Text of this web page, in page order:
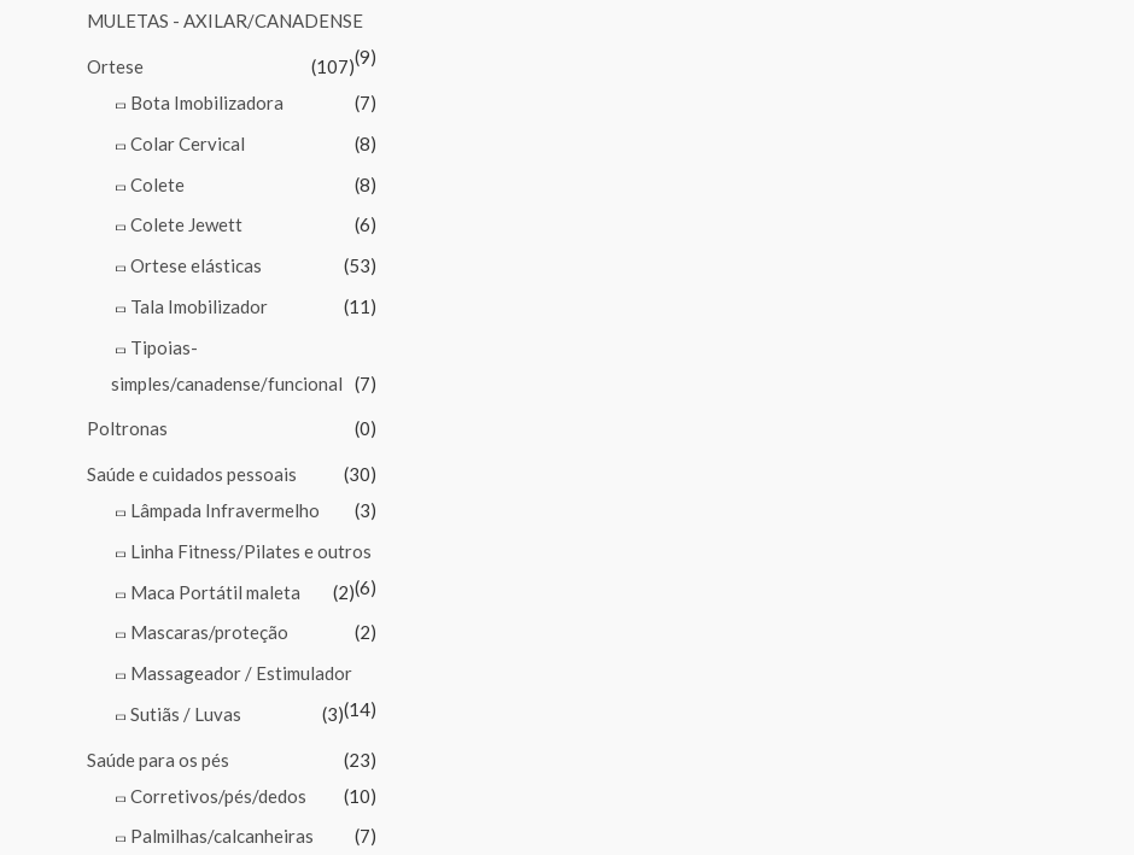
MULETAS - AXILAR/CANADENSE
(9)
Ortese
(107)
Bota Imobilizadora
(7)
Colar Cervical
(8)
Colete
(8)
Colete Jewett
(6)
Ortese elásticas
(53)
Tala Imobilizador
(11)
Tipoias-
simples/canadense/funcional
(7)
Poltronas (0)
Saúde e cuidados pessoais
(30)
Lâmpada Infravermelho
(3)
Linha Fitness/Pilates e outros
(6)
Maca Portátil maleta
(2)
Mascaras/proteção
(2)
Massageador / Estimulador
(14)
Sutiãs / Luvas (3)
Saúde para os pés
(23)
Corretivos/pés/dedos
(10)
Palmilhas/calcanheiras
(7)